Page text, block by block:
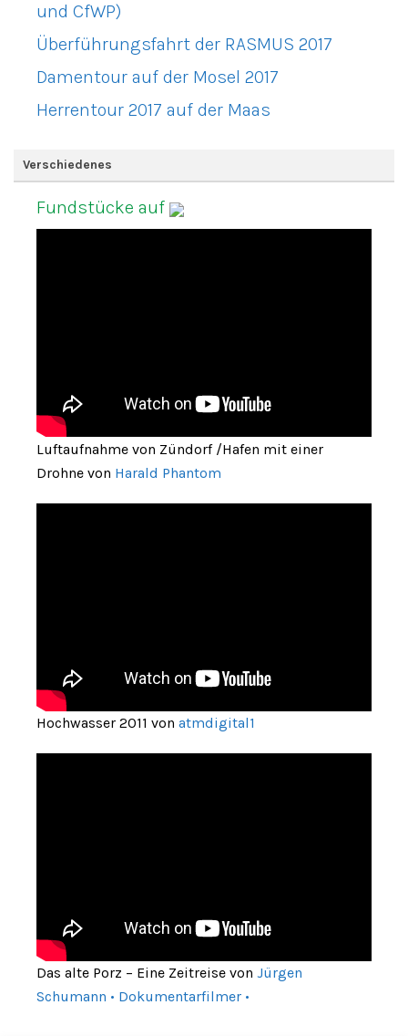
und CfWP)
Überführungsfahrt der RASMUS 2017
Damentour auf der Mosel 2017
Herrentour 2017 auf der Maas
Verschiedenes
Fundstücke auf
Luftaufnahme von Zündorf /Hafen mit einer
Drohne von Harald Phantom
Hochwasser 2011 von atmdigital1
Das alte Porz – Eine Zeitreise von Jürgen
Schumann • Dokumentarfilmer •